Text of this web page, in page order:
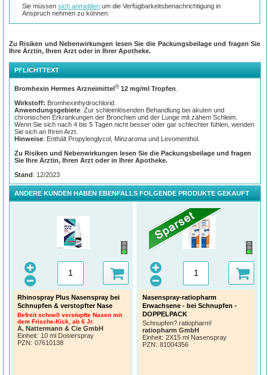
Sie müssensich anmelden um die Verfügbarkeitsbenachrichtigung in
Anspruch nehmen zu können.
Zu Risiken und Nebenwirkungen lesen Sie die Packungsbeilage und fragen Sie
Ihre Ärztin, Ihren Arzt oder in Ihrer Apotheke.
PFLICHTTEXT
Bromhexin Hermes Arzneimittel®12 mg/ml Tropfen
Wirkstoff: Bromhexinhydrochlorid.
Anwendungsgebiete: Zur schleimlösenden Behandlung bei akuten und
chronischen Erkrankungen der Bronchien und der Lunge mit zähem Schleim.
Wenn Sie sich nach 4 bis 5 Tagen nicht besser oder gar schlechter fühlen, wenden
Sie sich an Ihren Arzt.
Hinweise: Enthält Propylenglycol, Minzaroma und Levomenthol.
Zu Risiken und Nebenwirkungen lesen Sie die Packungsbeilage und fragen
Sie Ihre Ärztin, Ihren Arzt oder in Ihrer Apotheke.
Stand : 12/2023
ANDERE KUNDEN HABEN EBENFALLS FOLGENDE PRODUKTE GEKAUFT
Rhinospray Plus Nasenspray bei
Schnupfen & verstopfter Nase
Befreit schnell verstopfte Nasen mit
dem Frische-Kick, ab 6 Jr.
A. Nattermann & Cie GmbH
Einheit: 10 ml Dosierspray
PZN: 07610138
Nasenspray-ratiopharm
Erwachsene - bei Schnupfen -
DOPPELPACK
Schnupfen? ratiopharm!
ratiopharm GmbH
Einheit: 2X15 ml Nasenspray
PZN: 81004356